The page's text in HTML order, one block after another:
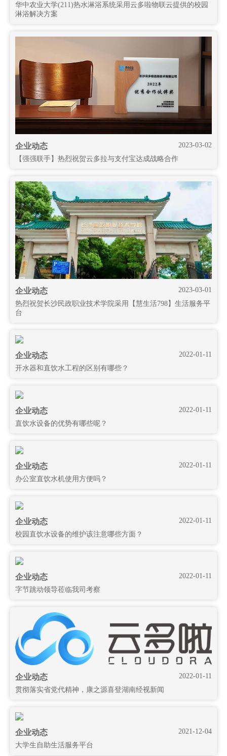
华中农业大学(211)热水淋浴系统采用云多啦物联云提供的校园
淋浴解决方案
2023-03-02
企业动态
【强强联手】热烈祝贺云多拉与支付宝达成战略合作
2023-03-01
企业动态
热烈祝贺长沙民政职业技术学院采用【慧生活798】生活服务平
台
2022-01-11
企业动态
开水器和直饮水工程的区别有哪些？
2022-01-11
企业动态
直饮水设备的优势有哪些呢？
2022-01-11
企业动态
办公室直饮水机使用方便吗？
2022-01-11
企业动态
校园直饮水设备的维护该注意哪些方面？
2022-01-11
企业动态
字节跳动领导莅临我司考察
2022-01-11
企业动态
贯彻落实省党代精神，康之源喜登湖南经视新闻
2021-12-04
企业动态
大学生自助生活服务平台